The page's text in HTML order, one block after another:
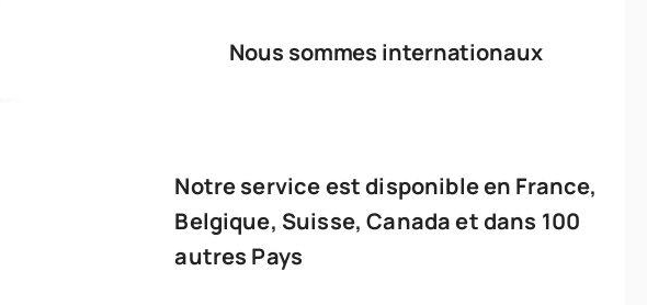
Nous sommes internationaux
Notre service est disponible en France,
Belgique, Suisse, Canada et dans 100
autres Pays